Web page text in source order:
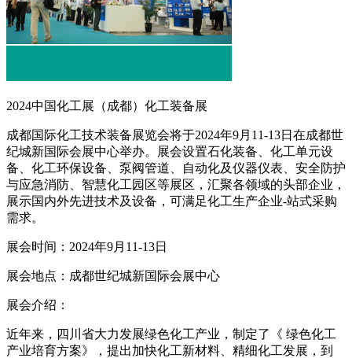
2024中国化工展（成都）化工装备展
成都国际化工技术装备展览会将于2024年9月11-13日在成都世
纪城新国际会展中心举办。展会设置石化装备、化工单元设
备、化工环保设备、泵阀管道、自动化及仪器仪表、安全防护
与应急消防、智慧化工园区等展区，汇聚各领域的头部企业，
展示国内外先进技术及设备，可满足化工生产企业-站式采购
需求。
展会时间：2024年9月11-13日
展会地点：成都世纪城新国际会展中心
展会介绍：
近年来，四川省大力发展绿色化工产业，制定了《 绿色化工
产业培育方案》，提出加快化工新材料、精细化工发展，到